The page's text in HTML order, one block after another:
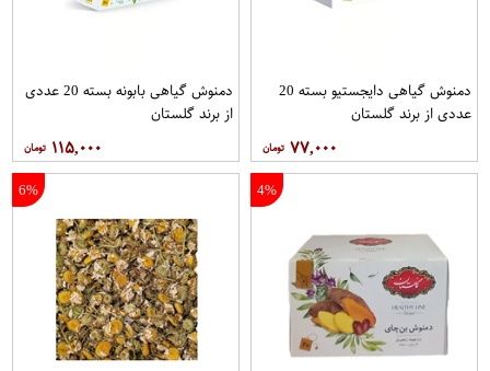
دمنوش گیاهی دایجستیو بسته 20
عددی از برند گلستان
۷۷,۰۰۰
دمنوش گیاهی بابونه بسته 20 عددی
از برند گلستان
۱۱۵,۰۰۰
4%
6%